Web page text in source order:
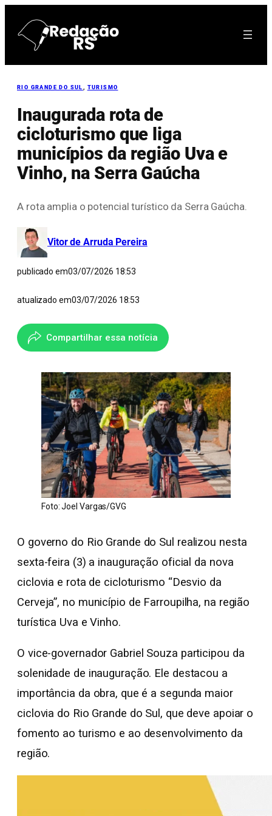
para
RIO GRANDE DO SUL , TURISMO
Inaugurada rota de
cicloturismo que liga
municípios da região Uva e
Vinho, na Serra Gaúcha
A rota amplia o potencial turístico da Serra Gaúcha.
Vitor de Arruda Pereira
publicado em03/07/2026 18:53
atualizado em03/07/2026 18:53
Compartilhar essa notícia
Foto: Joel Vargas/GVG
O governo do Rio Grande do Sul realizou nesta
sexta-feira (3) a inauguração oficial da nova
ciclovia e rota de cicloturismo “Desvio da
Cerveja”, no município de Farroupilha, na região
turística Uva e Vinho.
O vice-governador Gabriel Souza participou da
solenidade de inauguração. Ele destacou a
importância da obra, que é a segunda maior
ciclovia do Rio Grande do Sul, que deve apoiar o
fomento ao turismo e ao desenvolvimento da
região.